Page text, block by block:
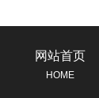
网站首页
HOME